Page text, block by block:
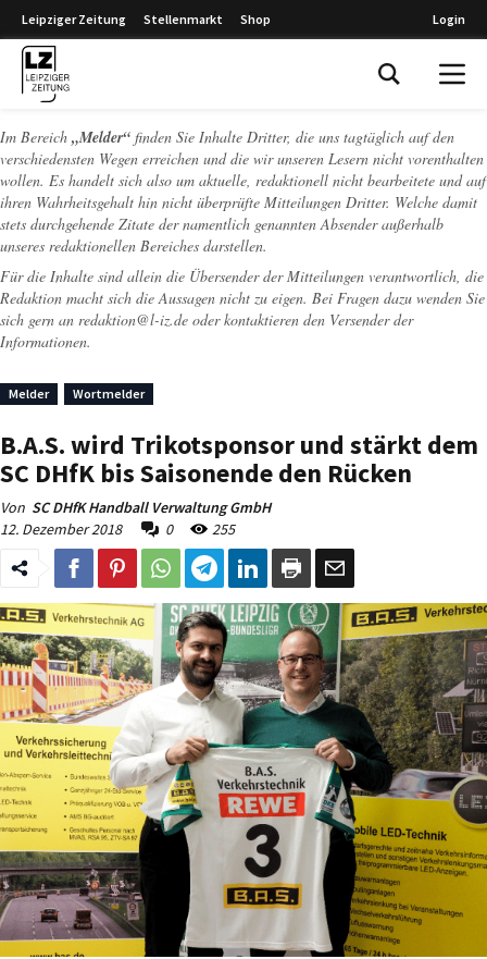
Leipziger Zeitung Stellenmarkt Shop Login
Im Bereich „Melder“ finden Sie Inhalte Dritter, die uns tagtäglich auf den
verschiedensten Wegen erreichen und die wir unseren Lesern nicht vorenthalten
wollen. Es handelt sich also um aktuelle, redaktionell nicht bearbeitete und auf
ihren Wahrheitsgehalt hin nicht überprüfte Mitteilungen Dritter. Welche damit
stets durchgehende Zitate der namentlich genannten Absender außerhalb
unseres redaktionellen Bereiches darstellen.
Für die Inhalte sind allein die Übersender der Mitteilungen verantwortlich, die
Redaktion macht sich die Aussagen nicht zu eigen. Bei Fragen dazu wenden Sie
sich gern an redaktion@l-iz.de oder kontaktieren den Versender der
Informationen.
Melder Wortmelder
B.A.S. wird Trikotsponsor und stärkt dem
SC DHfK bis Saisonende den Rücken
Von SC DHfK Handball Verwaltung GmbH
12. Dezember 2018
0 255